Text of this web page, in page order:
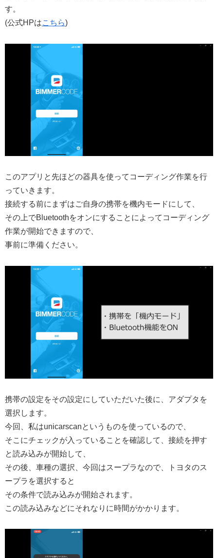
す。
(公式HPはこちら)
このアプリと先ほどの器具を使ってコーディング作業を行
っていきます。
接続する前にまずはご自身の携帯を機内モードにして、
その上でBluetoothをオンにすることによってコーディング
作業が開始できますので、
事前に準備ください。
携帯の設定をその設定にしていただいた後に、アダプタを
選択します。
今回、私はunicarscanというものを使っているので、
そこにチェックが入っていることを確認して、接続を押す
と読み込みが開始して、
その後、車種の選択、今回はスープラなので、トヨタのス
ープラを選択すると
その条件で読み込みが開始されます。
この読み込みなどにそれなりに時間がかかります。